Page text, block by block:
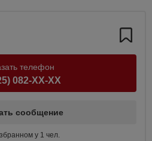
телефон
082-XX-XX
сообщение
у 1 чел.